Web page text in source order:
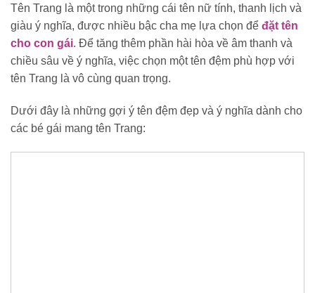
Tên Trang là một trong những cái tên nữ tính, thanh lịch và
giàu ý nghĩa, được nhiều bậc cha mẹ lựa chọn để đặt tên
cho con gái. Để tăng thêm phần hài hòa về âm thanh và
chiều sâu về ý nghĩa, việc chọn một tên đệm phù hợp với
tên Trang là vô cùng quan trọng.
Dưới đây là những gợi ý tên đệm đẹp và ý nghĩa dành cho
các bé gái mang tên Trang: